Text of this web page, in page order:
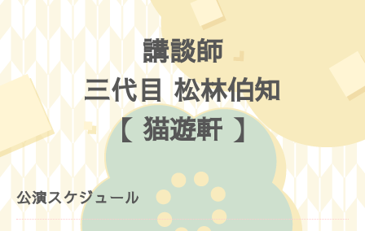
講談師
三代目 松林伯知
【 猫遊軒 】
公演スケジュール